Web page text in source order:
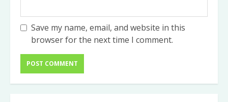
Save my name, email, and website in this
browser for the next time I comment.